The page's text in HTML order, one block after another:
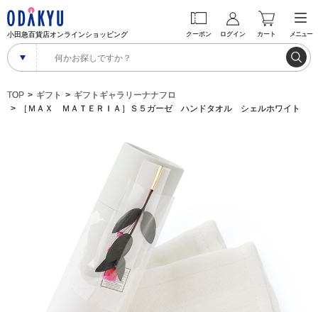
小田急百貨店オンラインショッピング クーポン ログイン カート メニュー
TOP ギフト
ギフトギャラリーナナフロ
［ＭＡＸ ＭＡＴＥＲＩＡ］Ｓ５ガーゼ ハンドタオル シェルホワイト